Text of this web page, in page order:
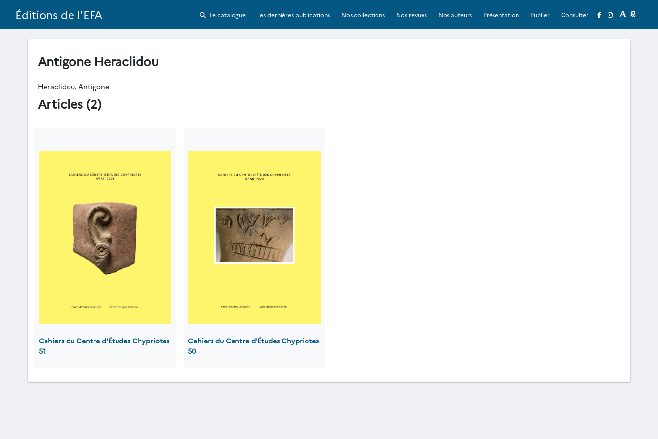
Éditions de l'EFA Le catalogue Les dernières publications Nos collections Nos revues Nos auteurs Présentation Publier Consulter
Antigone Heraclidou
Heraclidou, Antigone
Articles (2)
Cahiers du Centre d'Études Chypriotes
51
Cahiers du Centre d'Études Chypriotes
50